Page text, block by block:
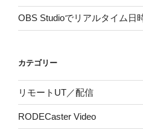
OBS Studioでリアルタイム日
カテゴリー
リモートUT／配信
RODECaster Video